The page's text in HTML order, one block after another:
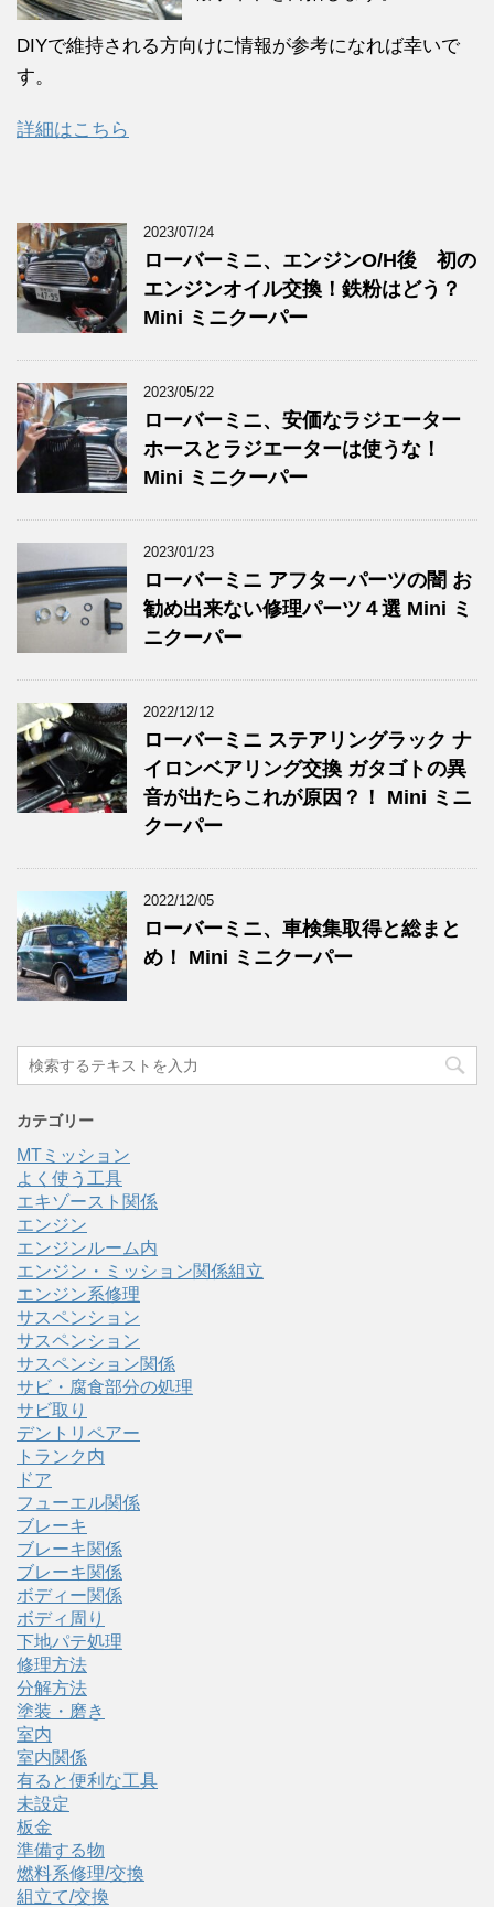
DIYで維持される方向けに情報が参考になれば幸いで
す。
詳細はこちら
2023/07/24
ローバーミニ、エンジンO/H後 初の
エンジンオイル交換！鉄粉はどう？
Mini ミニクーパー
2023/05/22
ローバーミニ、安価なラジエーター
ホースとラジエーターは使うな！
Mini ミニクーパー
2023/01/23
ローバーミニ アフターパーツの闇 お
勧め出来ない修理パーツ４選 Mini ミ
ニクーパー
2022/12/12
ローバーミニ ステアリングラック ナ
イロンベアリング交換 ガタゴトの異
音が出たらこれが原因？！ Mini ミニ
クーパー
2022/12/05
ローバーミニ、車検集取得と総まと
め！ Mini ミニクーパー
カテゴリー
MTミッション
よく使う工具
エキゾースト関係
エンジン
エンジンルーム内
エンジン・ミッション関係組立
エンジン系修理
サスペンション
サスペンション
サスペンション関係
サビ・腐食部分の処理
サビ取り
デントリペアー
トランク内
ドア
フューエル関係
ブレーキ
ブレーキ関係
ブレーキ関係
ボディー関係
ボディ周り
下地パテ処理
修理方法
分解方法
塗装・磨き
室内
室内関係
有ると便利な工具
未設定
板金
準備する物
燃料系修理/交換
組立て/交換